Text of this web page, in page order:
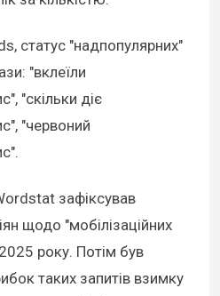
статус "надпопулярних"
"вклеїли
"скільки діє
"червоний
зафіксував
щодо "мобілізаційних
року. Потім був
таких запитів взимку